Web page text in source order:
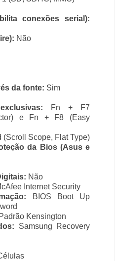
conexões serial):
Não
da fonte: Sim
Fn + F7
e Fn + F8 (Easy
(Scroll Scope, Flat Type)
da Bios (Asus e
Não
Internet Security
BIOS Boot Up
Padrão Kensington
Samsung Recovery